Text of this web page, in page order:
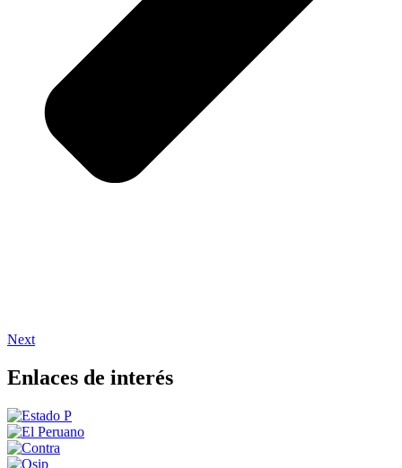
Next
Enlaces de interés